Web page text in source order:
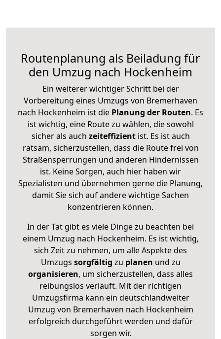
Routenplanung als Beiladung für
den Umzug nach Hockenheim
Ein weiterer wichtiger Schritt bei der
Vorbereitung eines Umzugs von Bremerhaven
nach Hockenheim ist die Planung der Routen. Es
ist wichtig, eine Route zu wählen, die sowohl
sicher als auch zeiteffizientist. Es ist auch
ratsam, sicherzustellen, dass die Route frei von
Straßensperrungen und anderen Hindernissen
ist. Keine Sorgen, auch hier haben wir
Spezialisten und übernehmen gerne die Planung,
damit Sie sich auf andere wichtige Sachen
konzentrieren können.
In der Tat gibt es viele Dinge zu beachten bei
einem Umzug nach Hockenheim. Es ist wichtig,
sich Zeit zu nehmen, um alle Aspekte des
Umzugs sorgfältig zu planen und zu
organisieren, um sicherzustellen, dass alles
reibungslos verläuft. Mit der richtigen
Umzugsfirma kann ein deutschlandweiter
Umzug von Bremerhaven nach Hockenheim
erfolgreich durchgeführt werden und dafür
sorgen wir.